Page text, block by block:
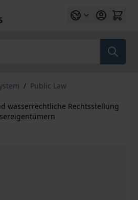
/ Public Law
wasserrechtliche Rechtsstellung